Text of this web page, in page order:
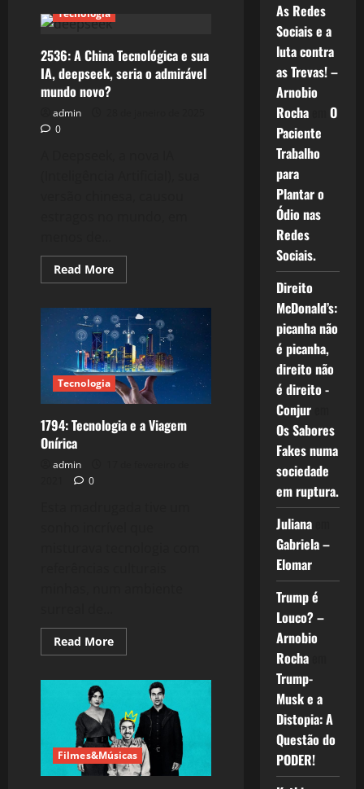
O
novo
chinês
e
Tecnologia
2536: A China Tecnológica e sua
IA, deepseek, seria o admirável
mundo novo?
admin
0
Read MoreRead
more
A
China
Tecnológica
e
sua
IA,
deepseek,
seria
o
admirável
mundo
Tecnologia
1794: Tecnologia e a Viagem
Onírica
admin
0
Read MoreRead
more
Tecnologia
Viagem
Onírica
Filmes&Músicas
As Redes
Sociais e a
luta contra
as Trevas! –
Arnobio
Rochaem O
Paciente
Trabalho
para
Plantar o
Ódio nas
Redes
Sociais.
Direito
McDonald’s:
picanha não
é picanha,
direito não
é direito -
Conjurem
Os Sabores
Fakes numa
sociedade
em ruptura.
Julianaem
Gabriela –
Elomar
Trump é
Louco? –
Arnobio
Rochaem
Trump-
Musk e a
Distopia: A
Questão do
PODER!